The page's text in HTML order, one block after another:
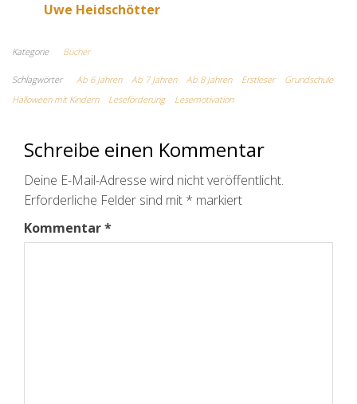
Uwe Heidschötter
Kategorie Bücher
Schlagwörter Ab 6 Jahren Ab 7 Jahren Ab 8 Jahren Erstleser
Grundschule
Halloween mit Kindern
Leseförderung Lesemotivation
Schreibe einen Kommentar
Deine E-Mail-Adresse wird nicht veröffentlicht.
Erforderliche Felder sind mit * markiert
Kommentar*